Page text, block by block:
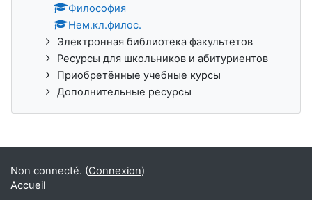
Философия
Нем.кл.филос.
Электронная библиотека факультетов
Ресурсы для школьников и абитуриентов
Приобретённые учебные курсы
Дополнительные ресурсы
Non connecté. (Connexion)
Accueil